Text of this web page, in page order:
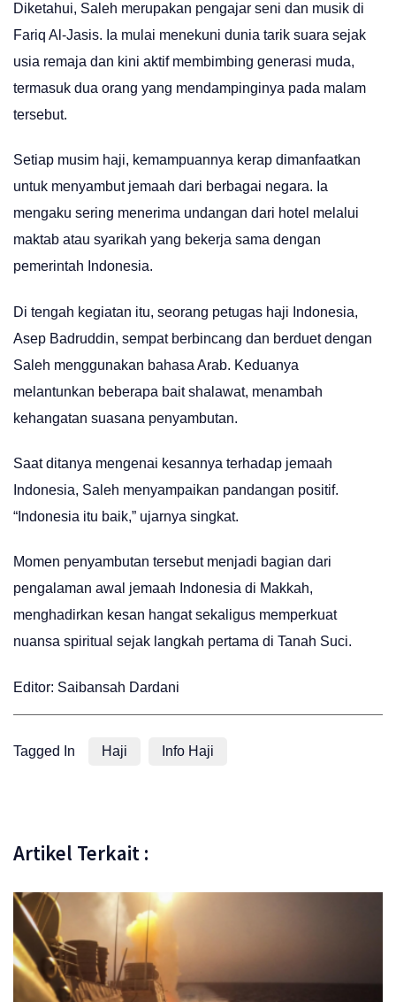
Diketahui, Saleh merupakan pengajar seni dan musik di
Fariq Al-Jasis. Ia mulai menekuni dunia tarik suara sejak
usia remaja dan kini aktif membimbing generasi muda,
termasuk dua orang yang mendampinginya pada malam
tersebut.
Setiap musim haji, kemampuannya kerap dimanfaatkan
untuk menyambut jemaah dari berbagai negara. Ia
mengaku sering menerima undangan dari hotel melalui
maktab atau syarikah yang bekerja sama dengan
pemerintah Indonesia.
Di tengah kegiatan itu, seorang petugas haji Indonesia,
Asep Badruddin, sempat berbincang dan berduet dengan
Saleh menggunakan bahasa Arab. Keduanya
melantunkan beberapa bait shalawat, menambah
kehangatan suasana penyambutan.
Saat ditanya mengenai kesannya terhadap jemaah
Indonesia, Saleh menyampaikan pandangan positif.
“Indonesia itu baik,” ujarnya singkat.
Momen penyambutan tersebut menjadi bagian dari
pengalaman awal jemaah Indonesia di Makkah,
menghadirkan kesan hangat sekaligus memperkuat
nuansa spiritual sejak langkah pertama di Tanah Suci.
Editor: Saibansah Dardani
Tagged In Haji Info Haji
Artikel Terkait :